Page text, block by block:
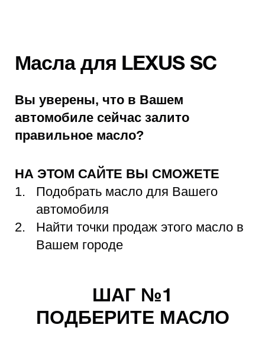
Масла для LEXUS SC
Вы уверены, что в Вашем
автомобиле сейчас залито
правильное масло?
НА ЭТОМ САЙТЕ ВЫ СМОЖЕТЕ
Подобрать масло для Вашего
автомобиля
Найти точки продаж этого масло в
Вашем городе
ШАГ №1
ПОДБЕРИТЕ МАСЛО